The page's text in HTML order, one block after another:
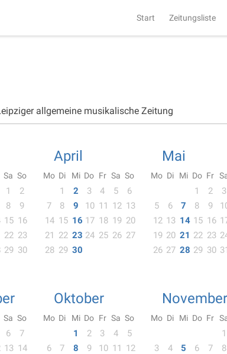
Start Zeitungsliste
allgemeine musikalische Zeitung
Sa So
1
2
8
9
15 16
22 23
29 30
April
Mo Di Mi Do Fr Sa So
1 2 3 4 5
6
7
8 9 10 11 12 13
14 15 16 17 18 19 20
21
22 23 24 25 26 27
28 29 30
Mai
Mo Di Mi Do Fr
1 2 3
5
6 7 8 9
12 13 14 15 16
19 20 21 22 23
26 27 28 29 30 31
Sa So
6
7
13 14
Oktober
Mo Di Mi Do Fr Sa So
1 2 3 4
5
6
7 8 9 10 11
12
November
Mo Di Mi Do Fr
1
3
4 5 6 7 8